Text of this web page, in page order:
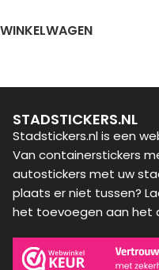
WINKELWAGEN
STADSTICKERS.NL
Stadstickers.nl is een
Van containerstickers
autostickers met uw
plaats er niet tussen?
het toevoegen aan het